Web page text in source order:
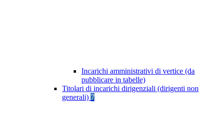
Incarichi amministrativi di vertice (da
pubblicare in tabelle)
Titolari di incarichi dirigenziali (dirigenti non
generali) 7